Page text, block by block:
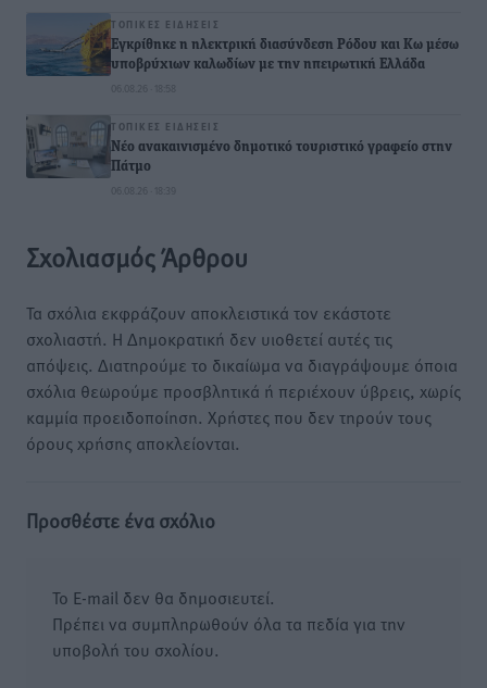
ΤΟΠΙΚΈΣ ΕΙΔΉΣΕΙΣ
Εγκρίθηκε η ηλεκτρική διασύνδεση Ρόδου και Κω μέσω
υποβρύχιων καλωδίων με την ηπειρωτική Ελλάδα
06.08.26 · 18:58
ΤΟΠΙΚΈΣ ΕΙΔΉΣΕΙΣ
Νέο ανακαινισμένο δημοτικό τουριστικό γραφείο στην
Πάτμο
06.08.26 · 18:39
Σχολιασμός Άρθρου
Τα σχόλια εκφράζουν αποκλειστικά τον εκάστοτε
σχολιαστή. Η Δημοκρατική δεν υιοθετεί αυτές τις
απόψεις. Διατηρούμε το δικαίωμα να διαγράψουμε όποια
σχόλια θεωρούμε προσβλητικά ή περιέχουν ύβρεις, χωρίς
καμμία προειδοποίηση. Χρήστες που δεν τηρούν τους
όρους χρήσης αποκλείονται.
Προσθέστε ένα σχόλιο
Το E-mail δεν θα δημοσιευτεί.
Πρέπει να συμπληρωθούν όλα τα πεδία για την
υποβολή του σχολίου.